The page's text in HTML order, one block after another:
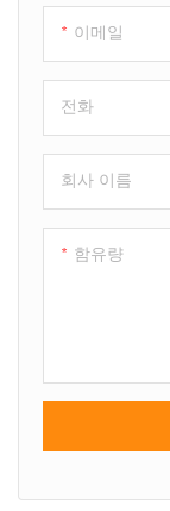
이메일
전화
회사 이름
함유량